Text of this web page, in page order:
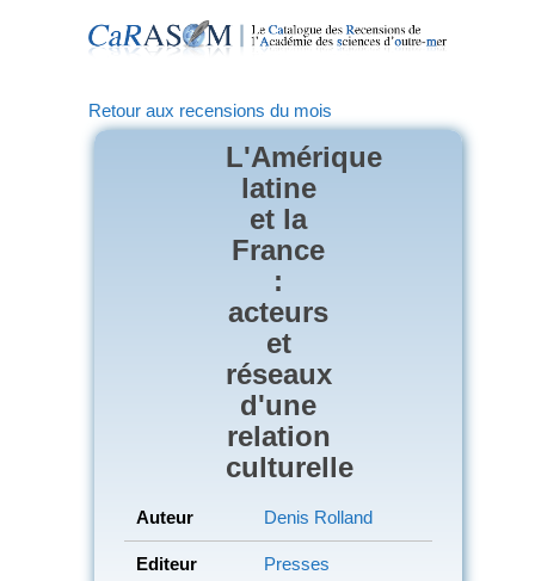
Retour aux recensions du mois
L'Amérique
latine
et la
France
:
acteurs
et
réseaux
d'une
relation
culturelle
Auteur Denis Rolland
Editeur
Presses